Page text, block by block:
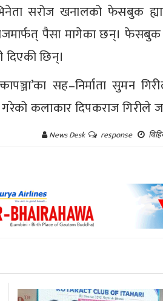
सरोज खनालको फेसबुक
पैसा मागेका छन्।
दिएकी छिन्।
सह–निर्माता सुमन
कलाकार दिपकराज गिरीले
News Desk response